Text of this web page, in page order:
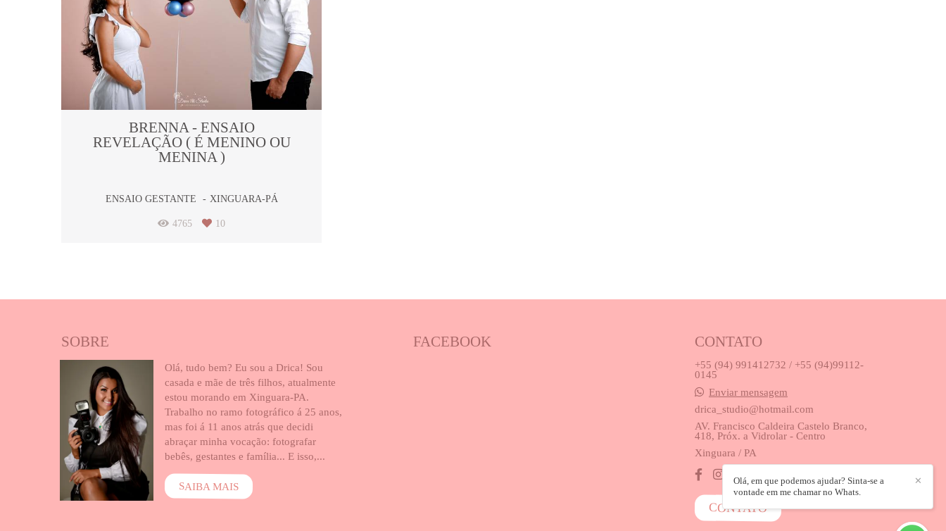
BRENNA - ENSAIO
REVELAÇÃO ( É MENINO OU
MENINA )
ENSAIO GESTANTE XINGUARA-PÁ
4765 10
SOBRE
Olá, tudo bem? Eu sou a Drica! Sou
casada e mãe de três filhos, atualmente
estou morando em Xinguara-PA.
Trabalho no ramo fotográfico á 25 anos,
mas foi á 11 anos atrás que decidi
abraçar minha vocação: fotografar
bebês, gestantes e família... E isso,...
SAIBA MAIS
FACEBOOK CONTATO
+55 (94) 991412732 / +55 (94)99112-
0145
Enviar mensagem
drica_studio@hotmail.com
AV. Francisco Caldeira Castelo Branco,
418, Próx. a Vidrolar - Centro
Xinguara / PA
CONTATO
✕
Olá, em que podemos ajudar? Sinta-se a
vontade em me chamar no Whats.